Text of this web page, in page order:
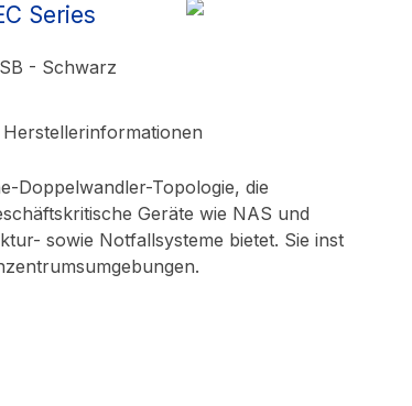
Series
- Schwarz
Herstellerinformationen
Doppelwandler-Topologie, die
Geräte wie NAS und
sowie Notfallsysteme bietet. Sie inst